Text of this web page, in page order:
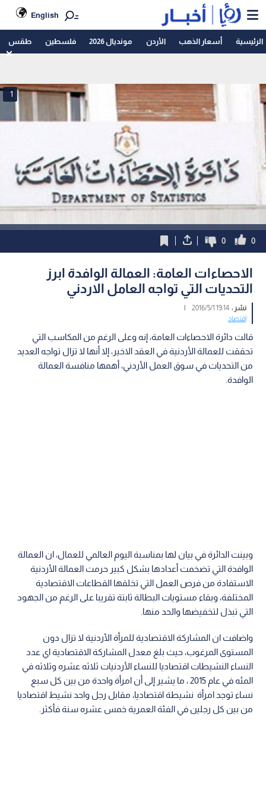
English
الرئيسية أسعار الذهب الأردن مونديال 2026 فلسطين طقس
1
0
0
الاحصاءات العامة: العمالة الوافدة ابرز
التحديات التي تواجه العامل الاردني
نشر :19:14 2016/5/1
|
اقتصاد
قالت دائرة الاحصاءات العامة، إنه وعلى الرغم من المكاسب التي
تحققت للعمالة الأردنية في العقد الاخير، إلا أنها لا تزال تواجه العديد
من التحديات في سوق العمل الأردني، أهمها منافسة العمالة
الوافدة.
وبينت الدائرة في بيان لها بمناسبة اليوم العالمي للعمال، ان العمالة
الوافدة التي تضخمت أعدادها بشكل كبير حرمت العمالة الأردنية
الاستفادة من فرص العمل التي تخلقها القطاعات الاقتصادية
المختلفة، وبقاء مستويات البطالة ثابتة تقريبا على الرغم من الجهود
التي تبذل لتخفيضها والحد منها.
واضافت ان المشاركة الاقتصادية للمرأة الأردنية لا تزال دون
المستوى المرغوب، حيث بلغ معدل المشاركة الاقتصادية اي عدد
النساء النشيطات اقتصاديا للنساء الأردنيات ثلاثه عشره وثلاثه في
المئه في عام 2015 ، ما يشير إلى أن امرأة واحدة من بين كل سبع
نساء توجد امرأة نشيطة اقتصاديا، مقابل رجل واحد نشيط اقتصاديا
من بين كل رجلين في الفئة العمرية خمس عشره سنة فأكثر.